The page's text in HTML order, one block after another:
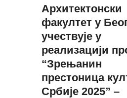
Архитектонски
факултет у
учествује у
реализацији
“Зрењанин
престоница
Србије 2025” –